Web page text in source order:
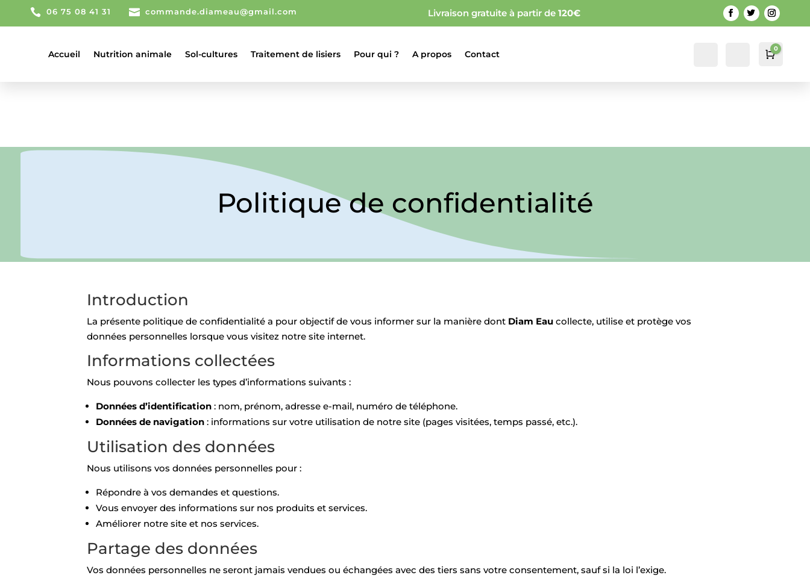
 06 75 08 41 31  commande.diameau@gmail.com Livraison gratuite à partir de 120€
Accueil Nutrition animale Sol-cultures Traitement de lisiers Pour qui ? A propos Contact RecherchePanier
0
Politique de confidentialité
Introduction
La présente politique de confidentialité a pour objectif de vous informer sur la manière dont Diam Eau collecte, utilise et protège vos
données personnelles lorsque vous visitez notre site internet.
Informations collectées
Nous pouvons collecter les types d’informations suivants :
Données d’identification : nom, prénom, adresse e-mail, numéro de téléphone.
Données de navigation : informations sur votre utilisation de notre site (pages visitées, temps passé, etc.).
Utilisation des données
Nous utilisons vos données personnelles pour :
Répondre à vos demandes et questions.
Vous envoyer des informations sur nos produits et services.
Améliorer notre site et nos services.
Partage des données
Vos données personnelles ne seront jamais vendues ou échangées avec des tiers sans votre consentement, sauf si la loi l’exige.